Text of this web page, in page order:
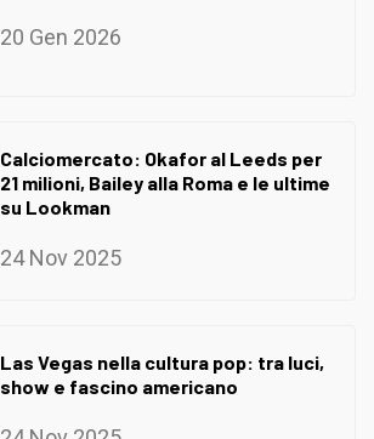
20 Gen 2026
Calciomercato: Okafor al Leeds per
21 milioni, Bailey alla Roma e le ultime
su Lookman
24 Nov 2025
Las Vegas nella cultura pop: tra luci,
show e fascino americano